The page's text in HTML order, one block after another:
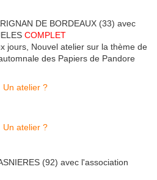
DE BORDEAUX (33) avec
COMPLET
jours, Nouvel atelier sur la thème de
des Papiers de Pandore
(92) avec l'association